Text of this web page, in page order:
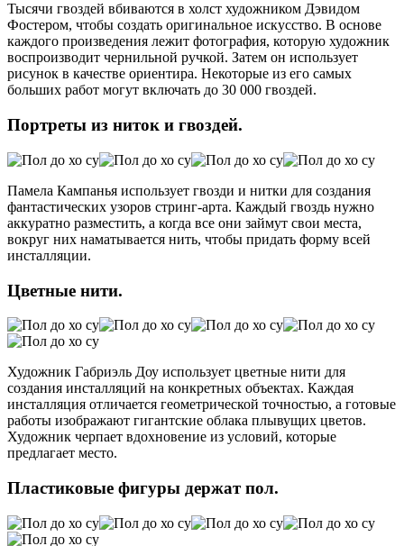
Тысячи гвоздей вбиваются в холст художником Дэвидом
Фостером, чтобы создать оригинальное искусство. В основе
каждого произведения лежит фотография, которую художник
воспроизводит чернильной ручкой. Затем он использует
рисунок в качестве ориентира. Некоторые из его самых
больших работ могут включать до 30 000 гвоздей.
Портреты из ниток и гвоздей.
Памела Кампанья использует гвозди и нитки для создания
фантастических узоров стринг-арта. Каждый гвоздь нужно
аккуратно разместить, а когда все они займут свои места,
вокруг них наматывается нить, чтобы придать форму всей
инсталляции.
Цветные нити.
Художник Габриэль Доу использует цветные нити для
создания инсталляций на конкретных объектах. Каждая
инсталляция отличается геометрической точностью, а готовые
работы изображают гигантские облака плывущих цветов.
Художник черпает вдохновение из условий, которые
предлагает место.
Пластиковые фигуры держат пол.